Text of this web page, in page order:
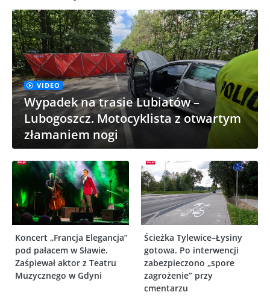
VIDEO
Wypadek na trasie Lubiatów –
Lubogoszcz. Motocyklista z otwartym
złamaniem nogi
Koncert „Francja Elegancja”
pod pałacem w Sławie.
Zaśpiewał aktor z Teatru
Muzycznego w Gdyni
Ścieżka Tylewice–Łysiny
gotowa. Po interwencji
zabezpieczono „spore
zagrożenie” przy
cmentarzu